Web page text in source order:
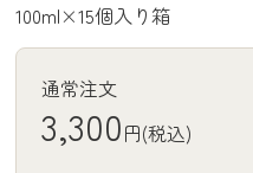
100ml×15個入り箱
通常注文
3,300円(税込)